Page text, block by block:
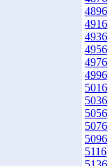
4896
4916
4936
4956
4976
4996
5016
5036
5056
5076
5096
5116